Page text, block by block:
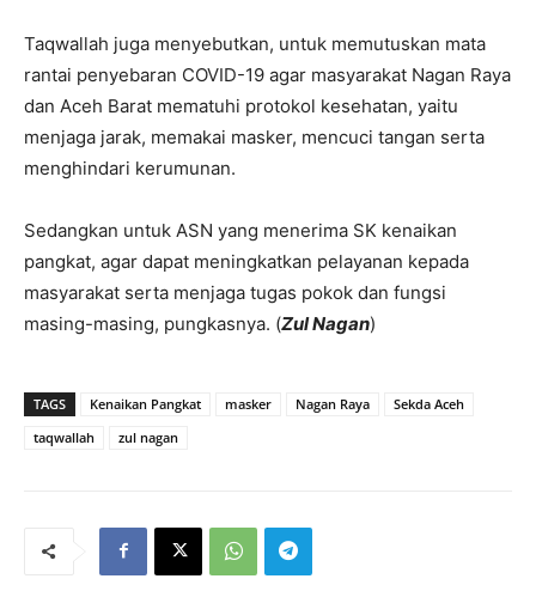
Taqwallah juga menyebutkan, untuk memutuskan mata
rantai penyebaran COVID-19 agar masyarakat Nagan Raya
dan Aceh Barat mematuhi protokol kesehatan, yaitu
menjaga jarak, memakai masker, mencuci tangan serta
menghindari kerumunan.
Sedangkan untuk ASN yang menerima SK kenaikan
pangkat, agar dapat meningkatkan pelayanan kepada
masyarakat serta menjaga tugas pokok dan fungsi
masing-masing, pungkasnya. (Zul Nagan)
TAGS Kenaikan Pangkat masker Nagan Raya
Sekda Aceh
taqwallah
zul nagan